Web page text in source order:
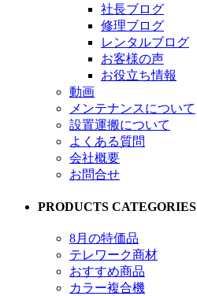
社長ブログ
修理ブログ
レンタルブログ
お客様の声
お役立ち情報
動画
メンテナンスについて
設置運搬について
よくある質問
会社概要
お問合せ
PRODUCTS CATEGORIES
8月の特価品
テレワーク商材
おすすめ商品
カラー複合機